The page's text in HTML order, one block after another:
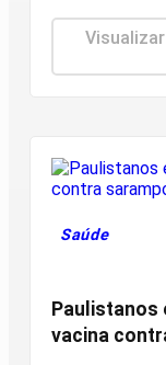
Visualizar
Saúde
vacina